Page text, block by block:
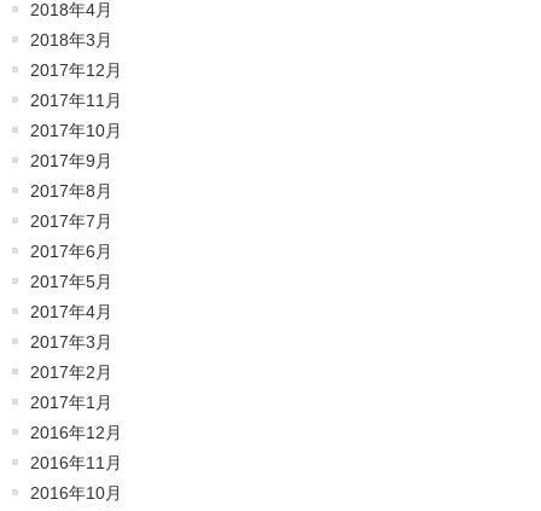
2018年4月
2018年3月
2017年12月
2017年11月
2017年10月
2017年9月
2017年8月
2017年7月
2017年6月
2017年5月
2017年4月
2017年3月
2017年2月
2017年1月
2016年12月
2016年11月
2016年10月